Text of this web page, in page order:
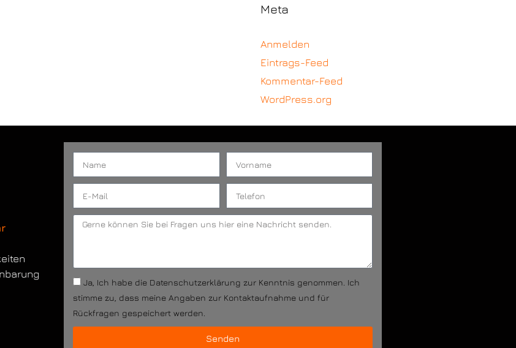
Meta
Anmelden
Eintrags-Feed
Kommentar-Feed
WordPress.org
Ja, Ich habe die Datenschutzerklärung zur Kenntnis genommen. Ich
stimme zu, dass meine Angaben zur Kontaktaufnahme und für
Rückfragen gespeichert werden.
Senden